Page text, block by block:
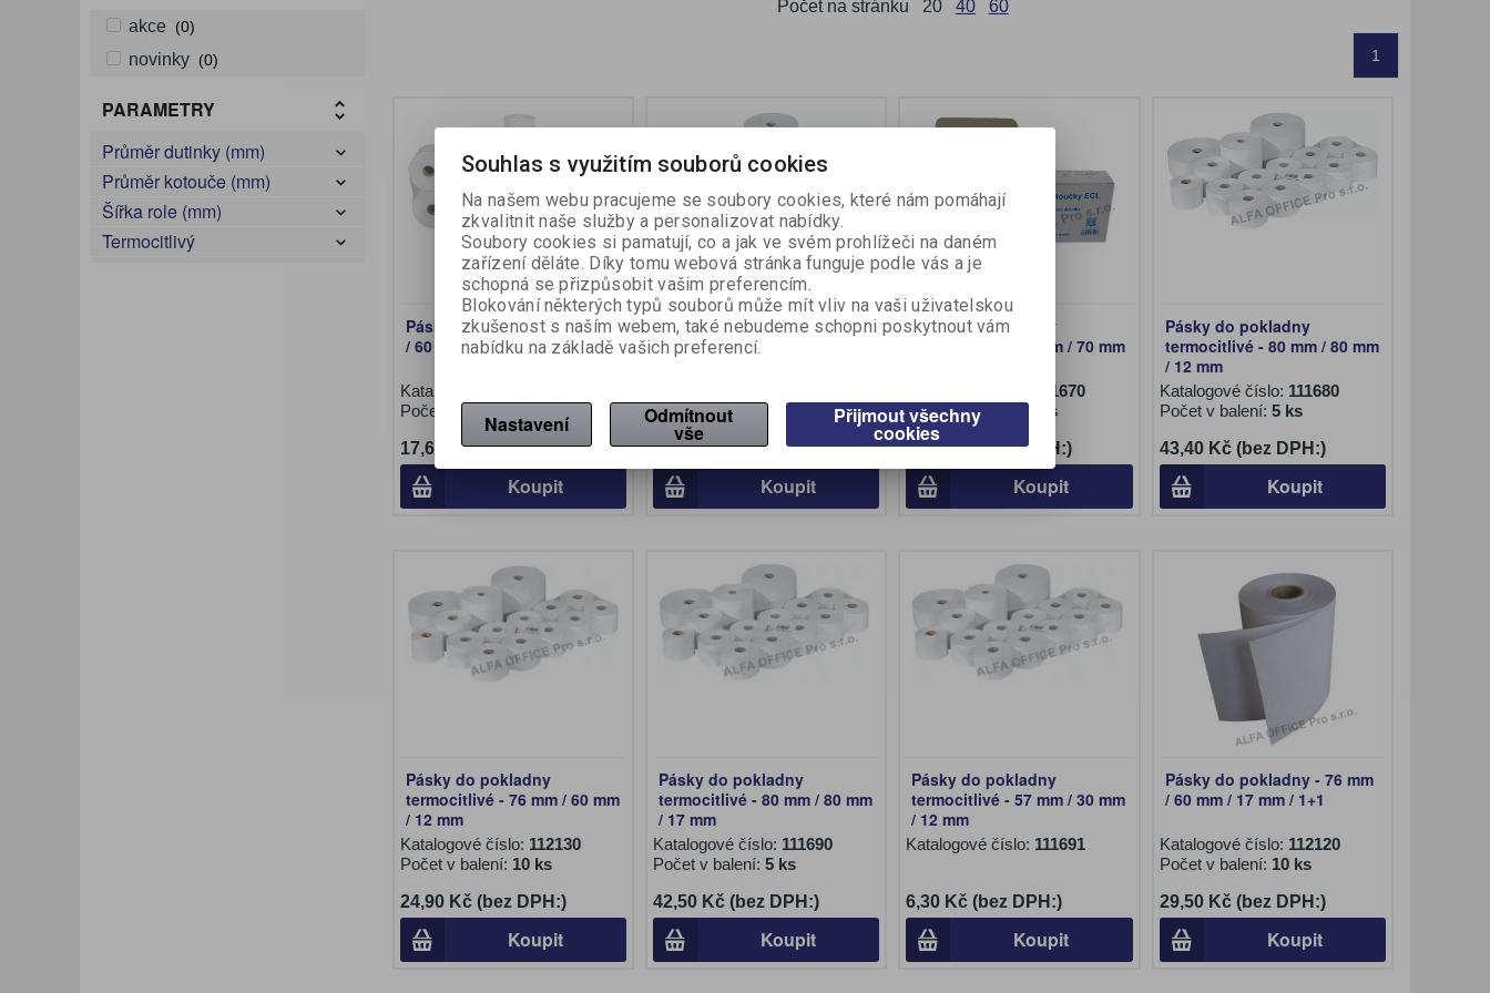
akce (0)
novinky (0)
PARAMETRY
Průměr dutinky (mm)
Průměr kotouče (mm)
Šířka role (mm)
Termocitlivý
Počet na stránku 20 40 60
1
Pásky do pokladny - 76 mm
/ 60 mm / 17 mm
Katalogové číslo:
Počet v balení:
17,60 Kč (bez DPH:)
Koupit
Pásky do pokladny
termocitlivé - 76 mm / 60 mm
Počet v balení: 10 ks
24,50 Kč (bez DPH:)
Koupit
Pásky do pokladny
termocitlivé - 80 mm / 70 mm
111670
Počet v balení:
10 ks
33,90 Kč (bez DPH:)
Koupit
Pásky do pokladny
termocitlivé - 80 mm / 80 mm
/ 12 mm
Katalogové číslo: 111680
Počet v balení: 5 ks
43,40 Kč (bez DPH:)
Koupit
Pásky do pokladny
termocitlivé - 76 mm / 60 mm
/ 12 mm
Katalogové číslo: 112130
Počet v balení: 10 ks
24,90 Kč (bez DPH:)
Koupit
Pásky do pokladny
termocitlivé - 80 mm / 80 mm
/ 17 mm
Katalogové číslo: 111690
Počet v balení: 5 ks
42,50 Kč (bez DPH:)
Koupit
Pásky do pokladny
termocitlivé - 57 mm / 30 mm
/ 12 mm
Katalogové číslo: 111691
6,30 Kč (bez DPH:)
Koupit
Pásky do pokladny - 76 mm
/ 60 mm / 17 mm / 1+1
Katalogové číslo: 112120
Počet v balení: 10 ks
29,50 Kč (bez DPH:)
Koupit
Souhlas s využitím souborů cookies
Na našem webu pracujeme se soubory cookies, které nám pomáhají
zkvalitnit naše služby a personalizovat nabídky.
Soubory cookies si pamatují, co a jak ve svém prohlížeči na daném
zařízení děláte. Díky tomu webová stránka funguje podle vás a je
schopná se přizpůsobit vašim preferencím.
Blokování některých typů souborů může mít vliv na vaši uživatelskou
zkušenost s naším webem, také nebudeme schopni poskytnout vám
nabídku na základě vašich preferencí.
Nastavení Odmítnout
vše
Přijmout všechny
cookies